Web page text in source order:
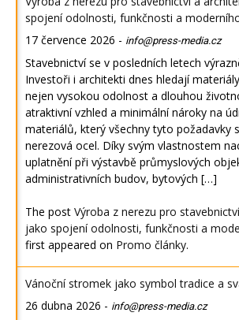
spojení odolnosti, funkčnosti a
17 července 2026 - info@press-media.cz
Stavebnictví se v posledních letech
Investoři i architekti dnes hledají
nejen vysokou odolnost a dlouhou
atraktivní vzhled a minimální nároky na
materiálů, který všechny tyto požadavky
nerezová ocel. Díky svým vlastnostem
uplatnění při výstavbě průmyslových
administrativních budov, bytových […]
The post Výroba z nerezu pro
jako spojení odolnosti, funkčnosti a
first appeared on Promo články.
Vánoční stromek jako symbol tradice a
26 dubna 2026 - info@press-media.cz